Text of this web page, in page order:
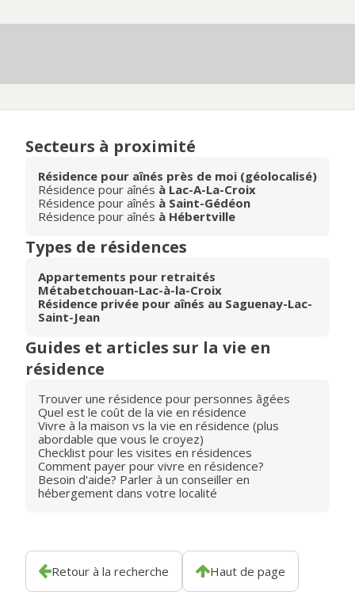
Secteurs à proximité
Résidence pour aînés près de moi (géolocalisé)
Résidence pour aînés à Lac-A-La-Croix
Résidence pour aînés à Saint-Gédéon
Résidence pour aînés à Hébertville
Types de résidences
Appartements pour retraités
Métabetchouan-Lac-à-la-Croix
Résidence privée pour aînés au Saguenay-Lac-
Saint-Jean
Guides et articles sur la vie en
résidence
Trouver une résidence pour personnes âgées
Quel est le coût de la vie en résidence
Vivre à la maison vs la vie en résidence (plus
abordable que vous le croyez)
Checklist pour les visites en résidences
Comment payer pour vivre en résidence?
Besoin d'aide? Parler à un conseiller en
hébergement dans votre localité
Retour à la recherche Haut de page